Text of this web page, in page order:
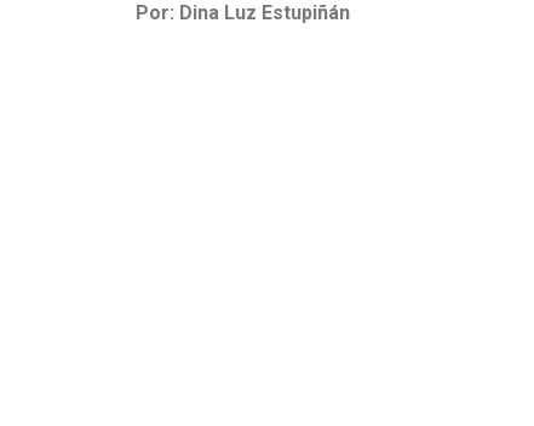
Por: Dina Luz Estupiñán